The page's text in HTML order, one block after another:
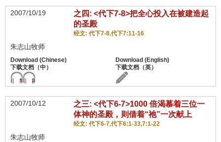
2007/10/19
之四: <代下7-8>把全心投入在被建造起
的圣殿
经文: 代下7-8,代下7:11-16
朱志山牧师
2007/10/12
之三: <代下6-7>1000 倍渴慕着三位一
体神的圣殿，则借着“祂”一次献上
经文: 代下6-7,代下6:1-33,7:1-22
朱志山牧师